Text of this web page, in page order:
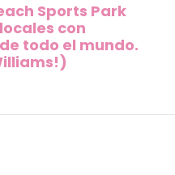
Sports Park
con
todo el mundo.